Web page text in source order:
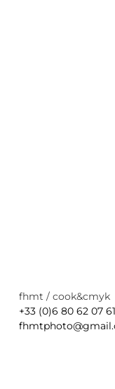
fhmt / cook&cmyk
+33 (0)6 80 62 07 61